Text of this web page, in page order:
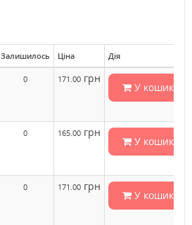
Залишилось Ціна Дія
0 171.00 грн
У кошик
0 165.00 грн
У кошик
0 171.00 грн
У кошик